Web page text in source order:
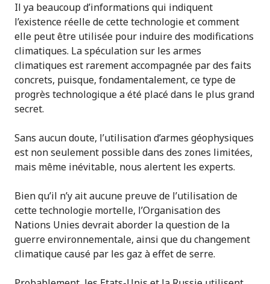
Il ya beaucoup d’informations qui indiquent
l’existence réelle de cette technologie et comment
elle peut être utilisée pour induire des modifications
climatiques. La spéculation sur les armes
climatiques est rarement accompagnée par des faits
concrets, puisque, fondamentalement, ce type de
progrès technologique a été placé dans le plus grand
secret.
Sans aucun doute, l’utilisation d’armes géophysiques
est non seulement possible dans des zones limitées,
mais même inévitable, nous alertent les experts.
Bien qu’il n’y ait aucune preuve de l’utilisation de
cette technologie mortelle, l’Organisation des
Nations Unies devrait aborder la question de la
guerre environnementale, ainsi que du changement
climatique causé par les gaz à effet de serre.